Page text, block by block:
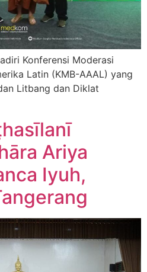
Konferensi Moderasi
Latin (KMB-AAAL) yang
Litbang dan Diklat
Ariya
Iyuh,